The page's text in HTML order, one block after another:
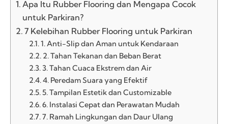
Apa Itu Rubber Flooring dan Mengapa Cocok
untuk Parkiran?
7 Kelebihan Rubber Flooring untuk Parkiran
1. Anti-Slip dan Aman untuk Kendaraan
2. Tahan Tekanan dan Beban Berat
3. Tahan Cuaca Ekstrem dan Air
4. Peredam Suara yang Efektif
5. Tampilan Estetik dan Customizable
6. Instalasi Cepat dan Perawatan Mudah
7. Ramah Lingkungan dan Daur Ulang